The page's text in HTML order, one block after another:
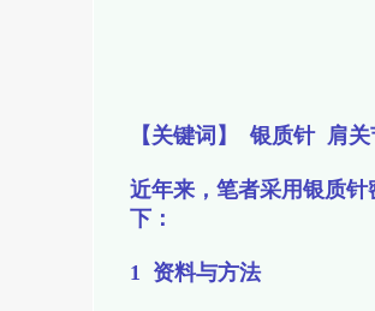
【关键词】 银质针 肩
近年来，笔者采用银质
下：
1 资料与方法